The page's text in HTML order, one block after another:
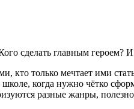
сделать главным героем?
кто только мечтает ими
когда нужно чётко
разные жанры,